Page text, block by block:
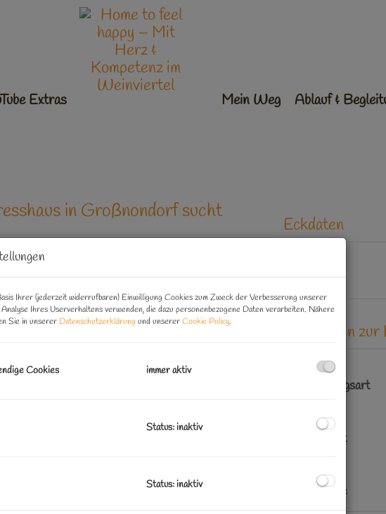
Extras Mein Weg Ablauf &
in Großnondorf sucht
Eckdaten
Fläche
Basisdaten zur
Objektnr.
Vermarktungsart
Kaufpreis
Nutzungsart
Nutzfläche
Grundfläche
Ihrer (jederzeit widerrufbaren) Einwilligung Cookies zum Zweck der Verbesserung unserer
Ihres Userverhaltens verwenden, die dazu personenbezogene Daten verarbeiten. Nähere
Sie in unserer Datenschutzerklärung und unsererCookie Policy.
Cookies immer aktiv
Status: inaktiv
Status: inaktiv